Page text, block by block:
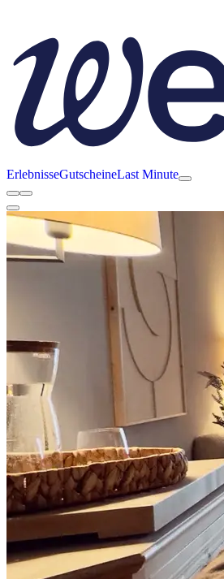
ErlebnisseGutscheineLast Minute